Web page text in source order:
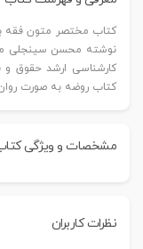
کتاب مختصر متون فقه
نوشته محسن سینجلی
کارشناسی ارشد حقوق
کتاب روضه به صورت
مشخصات و ویژگی
نظرات کاربران